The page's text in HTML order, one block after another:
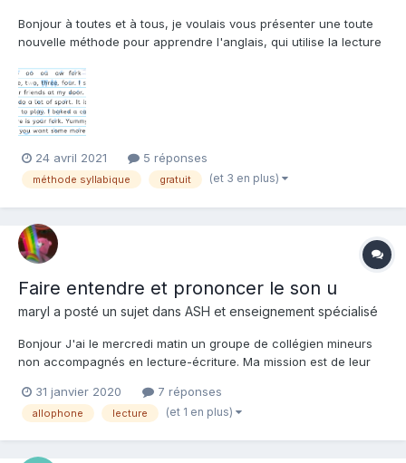
Bonjour à toutes et à tous, je voulais vous présenter une toute
nouvelle méthode pour apprendre l'anglais, qui utilise la lecture
phonétique. C'est très utile en anglais où le même son peut
prendre plusieurs graphies différentes, par...
24 avril 2021 5 réponses
méthode syllabique gratuit (et 3 en plus)
Faire entendre et prononcer le son u
maryl a posté un sujet dans ASH et enseignement spécialisé
Bonjour J'ai le mercredi matin un groupe de collégien mineurs
non accompagnés en lecture-écriture. Ma mission est de leur
particulier, n'entendent pas le u et ne font pas la différence
avec le ou. Ce qui est logique pui...
31 janvier 2020 7 réponses
allophone lecture (et 1 en plus)